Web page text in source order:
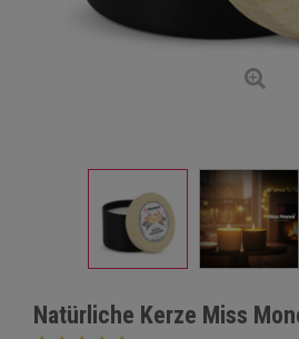
Natürliche Kerze Miss